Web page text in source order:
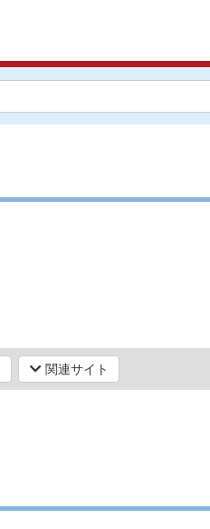
関連サイト